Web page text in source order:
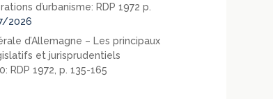
d’urbanisme: RDP 1972 p.
2026
d’Allemagne – Les principaux
et jurisprudentiels
RDP 1972, p. 135-165